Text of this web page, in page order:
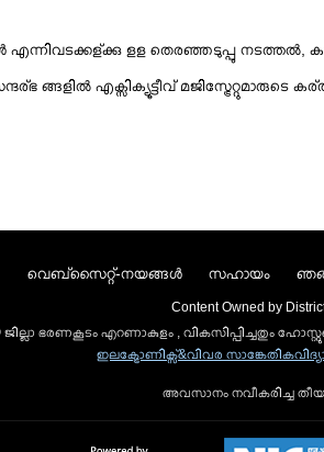
എന്നിവടക്കള്ക്കു ളള തെരഞ്ഞടുപ്പു നടത്തല്‍,
ങ്ങളില്‍ എക്സിക്യൂട്ടീവ്
വെബ്സൈറ്റ്-നയങ്ങള്‍ സഹായം
Content Owned by
ജില്ലാ ഭരണകൂടം എറണാകുളം , വികസിപ്പിച്ചതും
ഇലക്ട്രോണിക്സ്&വിവര
അവസാനം നവീകരിച്ച